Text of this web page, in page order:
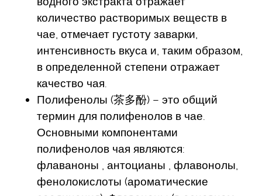
количество растворимых веществ в
чае, отмечает густоту заварки,
интенсивность вкуса и, таким образом,
в определенной степени отражает
качество чая.
Полифенолы (茶多酚) – это общий
термин для полифенолов в чае.
Основными компонентами
полифенолов чая являются:
флаваноны , антоцианы , флавонолы,
фенолокислоты (ароматические